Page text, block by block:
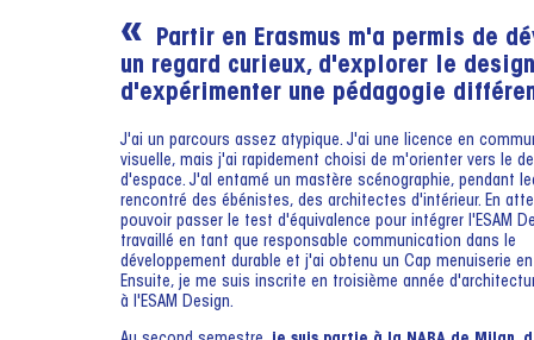
Partir en Erasmus m'a permis de
un regard curieux, d'explorer le
d'expérimenter une pédagogie
J'ai un parcours assez atypique. J'ai une licence en
visuelle, mais j'ai rapidement choisi de m'orienter vers le
d'espace. J'al entamé un mastère scénographie, pendant
rencontré des ébénistes, des architectes d'intérieur. En
pouvoir passer le test d'équivalence pour intégrer l'ESAM
travaillé en tant que responsable communication dans le
développement durable et j'ai obtenu un Cap menuiserie
Ensuite, je me suis inscrite en troisième année
à l'ESAM Design.